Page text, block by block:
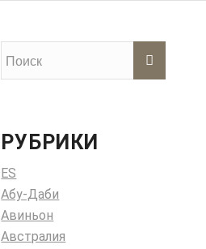
РУБРИКИ
ES
Абу-Даби
Авиньон
Австралия